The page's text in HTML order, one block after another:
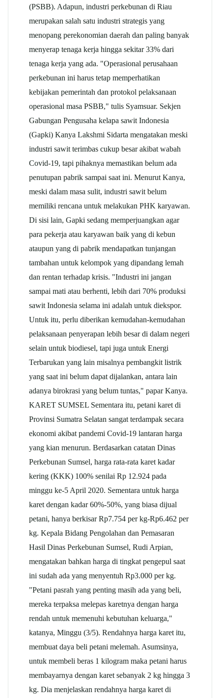
(PSBB). Adapun, industri perkebunan di Riau
merupakan salah satu industri strategis yang
menopang perekonomian daerah dan paling banyak
menyerap tenaga kerja hingga sekitar 33% dari
tenaga kerja yang ada. "Operasional perusahaan
perkebunan ini harus tetap memperhatikan
kebijakan pemerintah dan protokol pelaksanaan
operasional masa PSBB," tulis Syamsuar. Sekjen
Gabungan Pengusaha kelapa sawitIndonesia
(Gapki) Kanya Lakshmi Sidarta mengatakan meski
industri sawit terimbas cukup besar akibat wabah
Covid-19, tapi pihaknya memastikan belum ada
penutupan pabrik sampai saat ini. Menurut Kanya,
meski dalam masa sulit, industri sawit belum
memiliki rencana untuk melakukan PHK karyawan.
Di sisi lain, Gapki sedang memperjuangkan agar
para pekerja atau karyawan baik yang di kebun
ataupun yang di pabrik mendapatkan tunjangan
tambahan untuk kelompok yang dipandang lemah
dan rentan terhadap krisis. "Industri ini jangan
sampai mati atau berhenti, lebih dari 70% produksi
sawit Indonesia selama ini adalah untuk diekspor.
Untuk itu, perlu diberikan kemudahan-kemudahan
pelaksanaan penyerapan lebih besar di dalam negeri
selain untuk biodiesel, tapi juga untuk Energi
Terbarukan yang lain misalnya pembangkit listrik
yang saat ini belum dapat dijalankan, antara lain
adanya birokrasi yang belum tuntas," papar Kanya.
KARET SUMSEL Sementara itu, petani karet di
Provinsi Sumatra Selatan sangat terdampak secara
ekonomi akibat pandemi Covid-19 lantaran harga
yang kian menurun. Berdasarkan catatan Dinas
Perkebunan Sumsel, harga rata-rata karet kadar
kering (KKK) 100% senilai Rp 12.924 pada
minggu ke-5 April 2020. Sementara untuk harga
karet dengan kadar 60%-50%, yang biasa dijual
petani, hanya berkisar Rp7.754 per kg-Rp6.462 per
kg. Kepala Bidang Pengolahan dan Pemasaran
Hasil Dinas Perkebunan Sumsel, Rudi Arpian,
mengatakan bahkan harga di tingkat pengepul saat
ini sudah ada yang menyentuh Rp3.000 per kg.
"Petani pasrah yang penting masih ada yang beli,
mereka terpaksa melepas karetnya dengan harga
rendah untuk memenuhi kebutuhan keluarga,"
katanya, Minggu (3/5). Rendahnya harga karet itu,
membuat daya beli petani melemah. Asumsinya,
untuk membeli beras 1 kilogram maka petani harus
membayarnya dengan karet sebanyak 2 kg hingga 3
kg. Dia menjelaskan rendahnya harga karet di